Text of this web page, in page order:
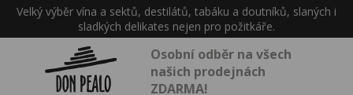
Velký výběr vína a sektů, destilátů, tabáku a doutníků, slaných i
sladkých delikates nejen pro požitkáře.
Osobní odběr na všech
našich prodejnách
ZDARMA!